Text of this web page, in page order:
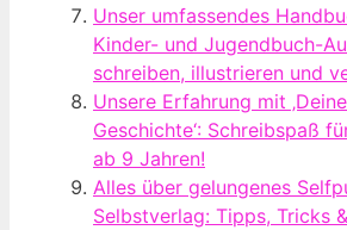
Unser umfassendes
Kinder- und Jugendbuch-
schreiben, illustrieren und
Unsere Erfahrung mit
Geschichte‘: Schreibspaß
ab 9 Jahren!
Alles über gelungenes
Selbstverlag: Tipps, Tricks &